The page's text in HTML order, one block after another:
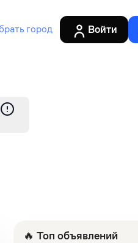
город Войти
🔥 Топ объявлений